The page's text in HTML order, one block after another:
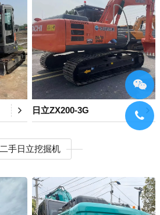
日立ZX200-3G
二手日立挖掘机